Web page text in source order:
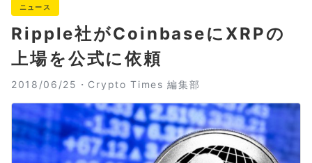
ニュース
Ripple社がCoinbaseにXRPの
上場を公式に依頼
2018/06/25・ Crypto Times 編集部